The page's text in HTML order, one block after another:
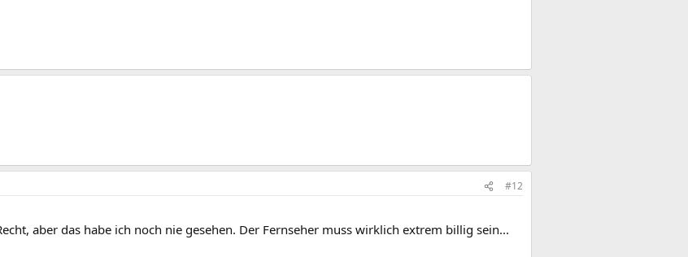
#12
aber das habe ich noch nie gesehen. Der Fernseher muss wirklich extrem billig sein...